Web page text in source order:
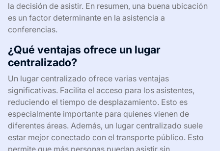
la decisión de asistir. En resumen, una buena ubicación
es un factor determinante en la asistencia a
conferencias.
¿Qué ventajas ofrece un lugar
centralizado?
Un lugar centralizado ofrece varias ventajas
significativas. Facilita el acceso para los asistentes,
reduciendo el tiempo de desplazamiento. Esto es
especialmente importante para quienes vienen de
diferentes áreas. Además, un lugar centralizado suele
estar mejor conectado con el transporte público. Esto
permite que más personas puedan asistir sin